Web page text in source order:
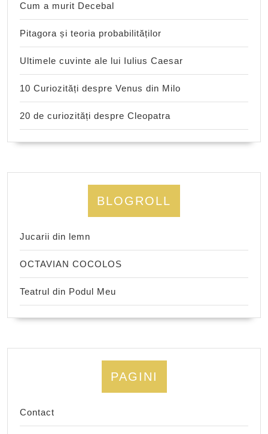
Cum a murit Decebal
Pitagora și teoria probabilităților
Ultimele cuvinte ale lui Iulius Caesar
10 Curiozități despre Venus din Milo
20 de curiozități despre Cleopatra
BLOGROLL
Jucarii din lemn
OCTAVIAN COCOLOS
Teatrul din Podul Meu
PAGINI
Contact